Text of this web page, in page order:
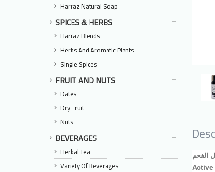
Harraz Natural Soap
SPICES & HERBS
Harraz Blends
Herbs And Aromatic Plants
Single Spices
FRUIT AND NUTS
Dates
Dry Fruit
Nuts
BEVERAGES
Herbal Tea
Variety Of Beverages
Active